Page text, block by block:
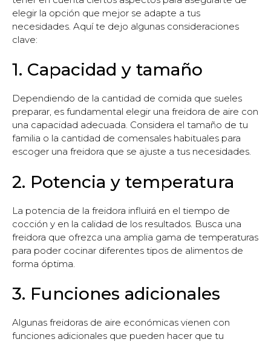
elegir la opción que mejor se adapte a tus
necesidades. Aquí te dejo algunas consideraciones
clave:
1. Capacidad y tamaño
Dependiendo de la cantidad de comida que sueles
preparar, es fundamental elegir una freidora de aire con
una capacidad adecuada. Considera el tamaño de tu
familia o la cantidad de comensales habituales para
escoger una freidora que se ajuste a tus necesidades.
2. Potencia y temperatura
La potencia de la freidora influirá en el tiempo de
cocción y en la calidad de los resultados. Busca una
freidora que ofrezca una amplia gama de temperaturas
para poder cocinar diferentes tipos de alimentos de
forma óptima.
3. Funciones adicionales
Algunas freidoras de aire económicas vienen con
funciones adicionales que pueden hacer que tu